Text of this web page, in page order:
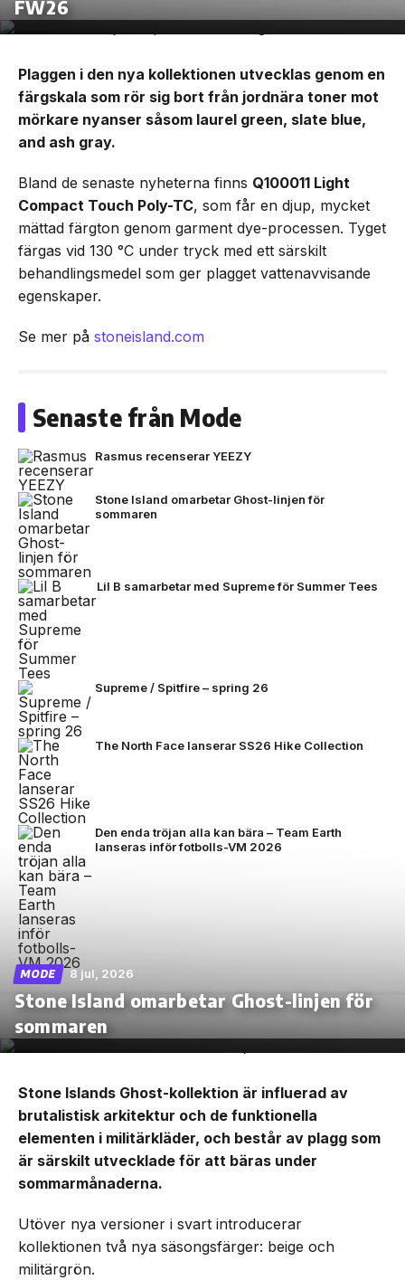
FW26
Plaggen i den nya kollektionen utvecklas genom en
färgskala som rör sig bort från jordnära toner mot
mörkare nyanser såsom laurel green, slate blue,
and ash gray.
Bland de senaste nyheterna finns Q100011 Light
Compact Touch Poly-TC, som får en djup, mycket
mättad färgton genom garment dye-processen. Tyget
färgas vid 130 °C under tryck med ett särskilt
behandlingsmedel som ger plagget vattenavvisande
egenskaper.
Se mer på stoneisland.com
Senaste från Mode
Rasmus recenserar YEEZY
Stone Island omarbetar Ghost-linjen för
sommaren
Lil B samarbetar med Supreme för Summer Tees
Supreme / Spitfire – spring 26
The North Face lanserar SS26 Hike Collection
Den enda tröjan alla kan bära – Team Earth
lanseras inför fotbolls-VM 2026
MODE 8 jul, 2026
Stone Island omarbetar Ghost-linjen för
sommaren
Stone Islands Ghost-kollektion är influerad av
brutalistisk arkitektur och de funktionella
elementen i militärkläder, och består av plagg som
är särskilt utvecklade för att bäras under
sommarmånaderna.
Utöver nya versioner i svart introducerar
kollektionen två nya säsongsfärger: beige och
militärgrön.